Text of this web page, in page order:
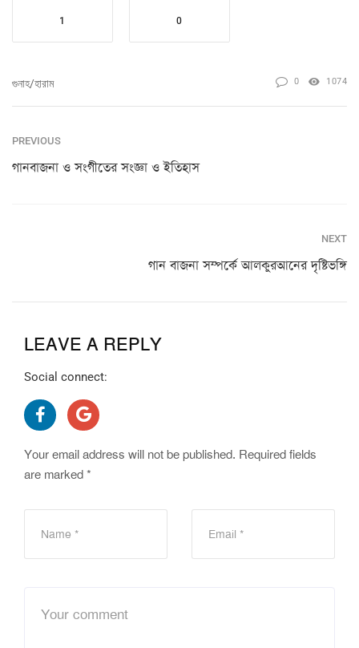
1 0
গুনাহ/হারাম 0 1074
PREVIOUS
গানবাজনা ও সংগীতের সংজ্ঞা ও ইতিহাস
NEXT
গান বাজনা সম্পর্কে আলকুরআনের দৃষ্টিভঙ্গি
LEAVE A REPLY
Social connect:
Your email address will not be published. Required fields
are marked *